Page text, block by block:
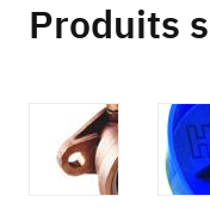
Produits